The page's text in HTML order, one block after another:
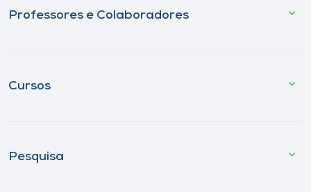
Professores e Colaboradores
Cursos
Pesquisa